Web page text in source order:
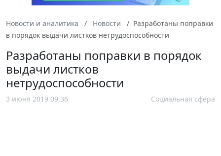
Новости и аналитика Новости
Разработаны поправки
в порядок выдачи листков нетрудоспособности
Разработаны поправки в порядок
выдачи листков
нетрудоспособности
3 июня 2019 09:36 Социальная сфера